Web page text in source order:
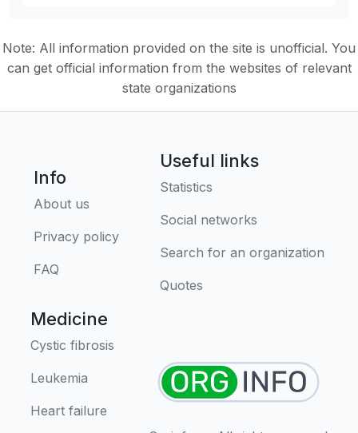
Note: All information provided on the site is unofficial. You
can get official information from the websites of relevant
state organizations
Info
About us
Privacy policy
FAQ
Useful links
Statistics
Social networks
Search for an organization
Quotes
Medicine
Cystic fibrosis
Leukemia
Heart failure